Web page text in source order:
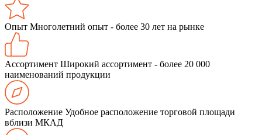
Опыт Многолетний опыт - более 30 лет на рынке
Ассортимент Широкий ассортимент - более 20 000
наименований продукции
Расположение Удобное расположение торговой площади
вблизи МКАД